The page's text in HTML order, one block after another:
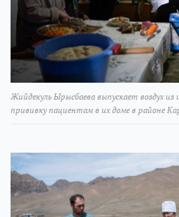
Жийдекуль Ырысбаева выпускает воздух
прививку пациентам в их доме в районе